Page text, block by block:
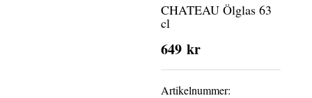
CHATEAU Ölglas 63
cl
649kr
Artikelnummer: